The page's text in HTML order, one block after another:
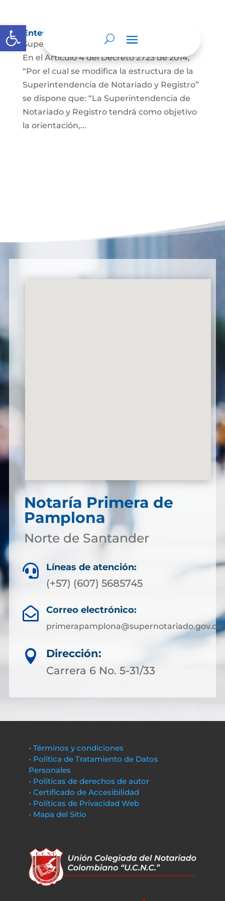
Abrir barra de herramientas
Entes y autoridades que lo vigilan
Superintendencia de Notariado y Registro
En el Artículo 4 del Decreto 2723 de 2014,
“Por el cual se modifica la estructura de la
Superintendencia de Notariado y Registro”
se dispone que: “La Superintendencia de
Notariado y Registro tendrá como objetivo
la orientación,...
Notaría Primera de
Pamplona
Norte de Santander
 Líneas de atención:
(+57) (607) 5685745
 Correo electrónico:
primerapamplona@supernotariado.gov.co

Dirección:
Carrera 6 No. 5-31/33
• Términos y condiciones
• Política de Tratamiento de Datos
Personales
• Políticas de derechos de autor
• Certificado de Accesibilidad
• Políticas de Privacidad Web
• Mapa del Sitio